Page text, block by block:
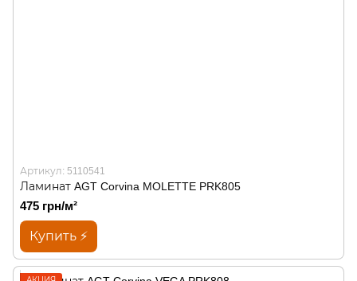
Артикул: 5110541
Ламинат AGT Corvina MOLETTE PRK805
475 грн/м²
Купить ⚡